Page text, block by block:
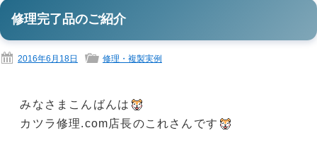
修理完了品のご紹介
2016年6月18日 修理・複製実例
みなさまこんばんは
カツラ修理.com店長のこれさんです